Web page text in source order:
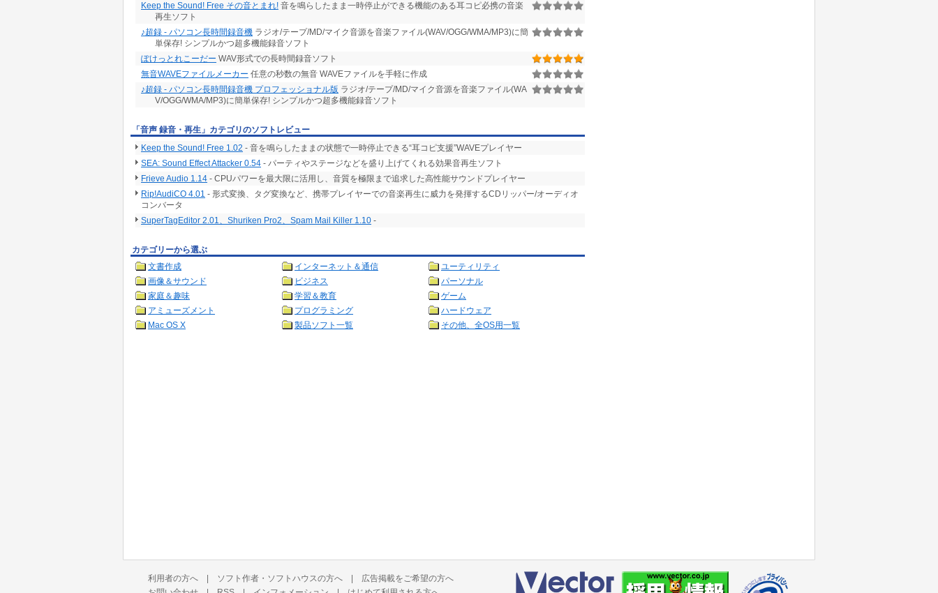
Keep the Sound! Free その音とまれ! 音を鳴らしたまま一時停止ができる機能のある耳コピ必携の音楽
再生ソフト
♪超録 - パソコン長時間録音機 ラジオ/テープ/MD/マイク音源を音楽ファイル(WAV/OGG/WMA/MP3)に簡
単保存! シンプルかつ超多機能録音ソフト
ぽけっとれこーだー WAV形式での長時間録音ソフト
無音WAVEファイルメーカー 任意の秒数の無音 WAVEファイルを手軽に作成
♪超録 - パソコン長時間録音機 プロフェッショナル版 ラジオ/テープ/MD/マイク音源を音楽ファイル(WA
V/OGG/WMA/MP3)に簡単保存! シンプルかつ超多機能録音ソフト
「音声 録音・再生」カテゴリのソフトレビュー
Keep the Sound! Free 1.02 - 音を鳴らしたままの状態で一時停止できる“耳コピ支援”WAVEプレイヤー
SEA: Sound Effect Attacker 0.54 - パーティやステージなどを盛り上げてくれる効果音再生ソフト
Frieve Audio 1.14 - CPUパワーを最大限に活用し、音質を極限まで追求した高性能サウンドプレイヤー
Rip!AudiCO 4.01 - 形式変換、タグ変換など、携帯プレイヤーでの音楽再生に威力を発揮するCDリッパー/オーディオ
コンバータ
SuperTagEditor 2.01、Shuriken Pro2、Spam Mail Killer 1.10 -
カテゴリーから選ぶ
文書作成
インターネット＆通信
ユーティリティ
画像＆サウンド
ビジネス
パーソナル
家庭＆趣味
学習＆教育
ゲーム
アミューズメント
プログラミング
ハードウェア
Mac OS X
製品ソフト一覧 その他、全OS用一覧
利用者の方へ | ソフト作者・ソフトハウスの方へ | 広告掲載をご希望の方へ